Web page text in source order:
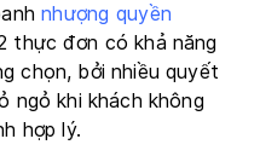
nhượng quyền
thực đơn có khả năng
chọn, bởi nhiều quyết
ngỏ khi khách không
hợp lý.